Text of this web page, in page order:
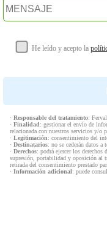
He leído y acepto la
· Responsable del tratamiento:
· Finalidad: gestionar el envío de
relacionada con nuestros servicios y/o
· Legitimación: consentimiento del
· Destinatarios: no se cederán datos a
· Derechos: podrá ejercer los derechos
supresión, portabilidad y oposición al
retirada del consentimiento prestado
· Información adicional: puede